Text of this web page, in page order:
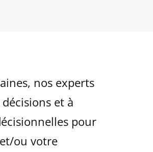
nos experts
et à
pour
ou votre